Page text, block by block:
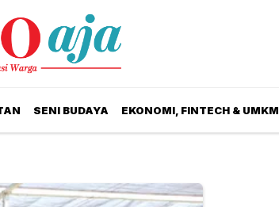
SENI BUDAYA EKONOMI, FINTECH & UMKM